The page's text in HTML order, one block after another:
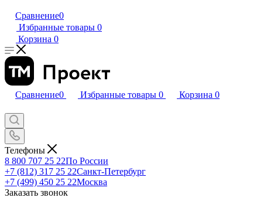
Сравнение0
Избранные товары 0
Корзина 0
Сравнение0 Избранные товары 0 Корзина 0
Телефоны
8 800 707 25 22По России
+7 (812) 317 25 22Санкт-Петербург
+7 (499) 450 25 22Москва
Заказать звонок